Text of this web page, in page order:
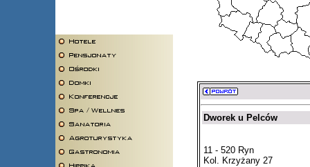
Dworek u Pelców
11 - 520 Ryn
Kol. Krzyżany 27